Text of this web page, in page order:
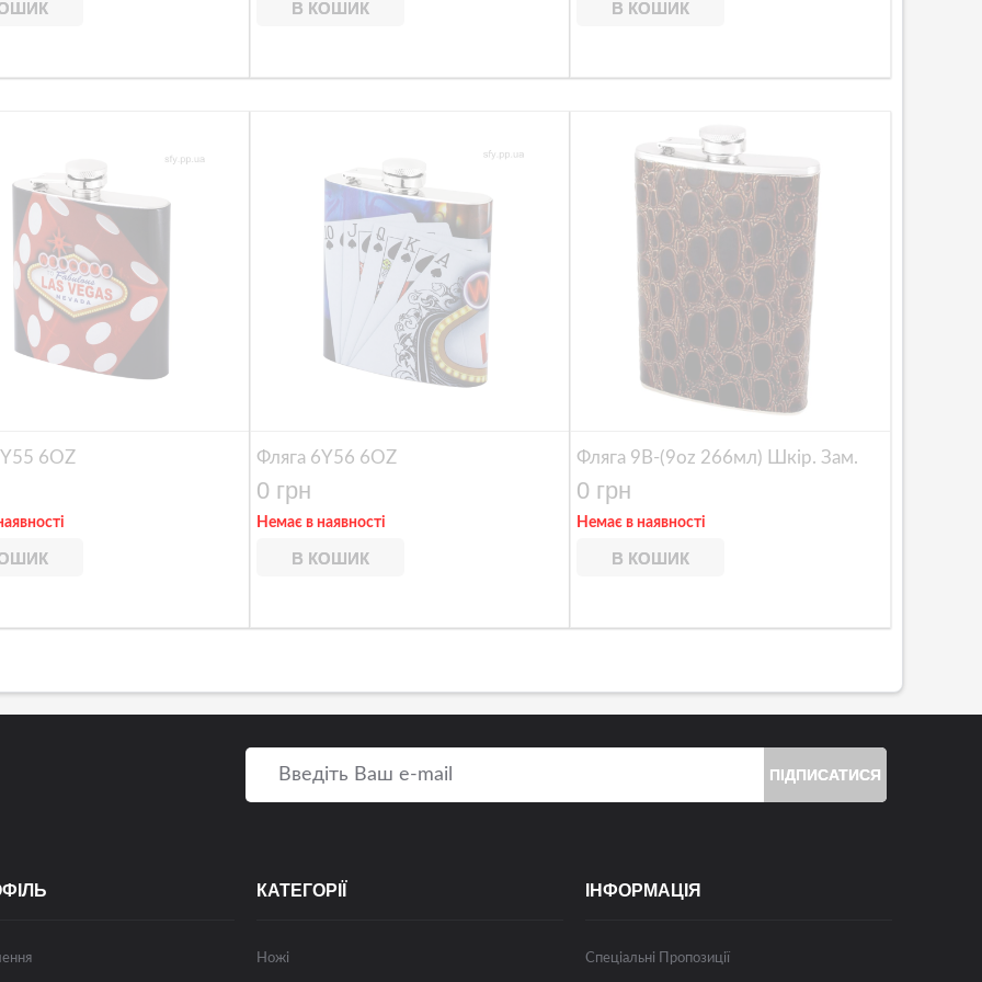
В КОШИК В КОШИК
6OZ Фляга 6Y56 6OZ
0 грн
Немає в наявності
В КОШИК
Фляга 9B-(9oz 266мл) Шкір. Зам.
0 грн
Немає в наявності
В КОШИК
ПІДПИСАТИСЯ
КАТЕГОРІЇ
Ножі
ІНФОРМАЦІЯ
Спеціальні Пропозиції